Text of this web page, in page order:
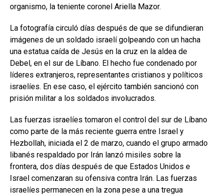
organismo, la teniente coronel Ariella Mazor.
La fotografía circuló días después de que se difundieran
imágenes de un soldado israelí golpeando con un hacha
una estatua caída de Jesús en la cruz en la aldea de
Debel, en el sur de Líbano. El hecho fue condenado por
líderes extranjeros, representantes cristianos y políticos
israelíes. En ese caso, el ejército también sancionó con
prisión militar a los soldados involucrados.
Las fuerzas israelíes tomaron el control del sur de Líbano
como parte de la más reciente guerra entre Israel y
Hezbollah, iniciada el 2 de marzo, cuando el grupo armado
libanés respaldado por Irán lanzó misiles sobre la
frontera, dos días después de que Estados Unidos e
Israel comenzaran su ofensiva contra Irán. Las fuerzas
israelíes permanecen en la zona pese a una tregua